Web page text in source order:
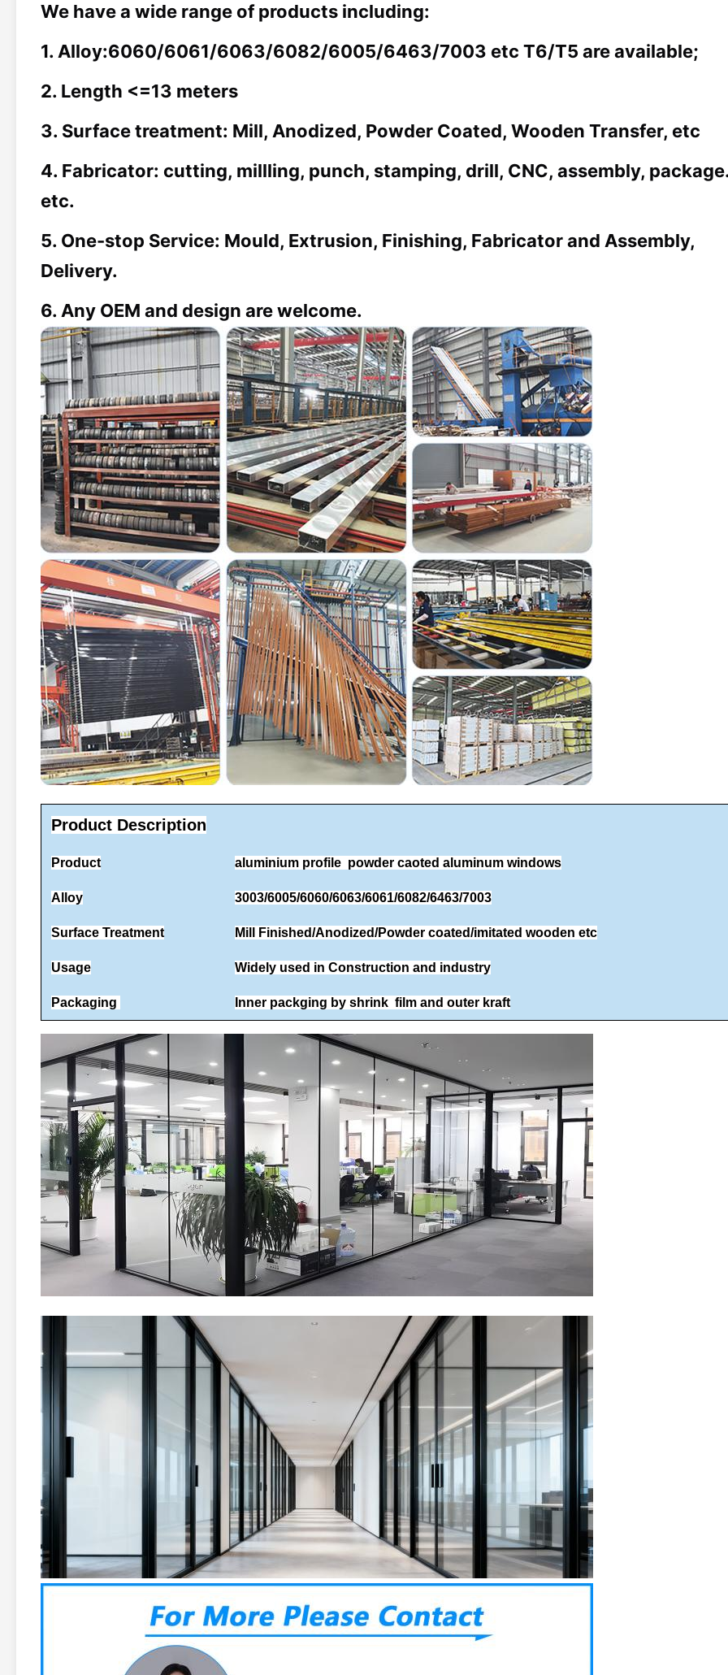
We have a wide range of products including:
1. Alloy:6060/6061/6063/6082/6005/6463/7003 etc T6/T5 are available;
2. Length <=13 meters
3. Surface treatment: Mill, Anodized, Powder Coated, Wooden Transfer, etc
4. Fabricator: cutting, millling, punch, stamping, drill, CNC, assembly,
etc.
5. One-stop Service: Mould, Extrusion, Finishing, Fabricator and Assembly,
Delivery.
6. Any OEM and design are welcome.
Product Description
Product aluminium profile powder caoted aluminum windows
Alloy 3003/6005/6060/6063/6061/6082/6463/7003
Surface Treatment Mill Finished/Anodized/Powder coated/imitated wooden etc
Usage Widely used in Construction and industry
Packaging Inner packging by shrink film and outer kraft